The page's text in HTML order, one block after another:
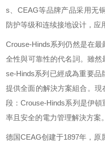
s
CEAG等品牌产品采用无
防护等级和连续接地设计，应
Crouse-Hinds系列仍然是在最
全性與可靠性的代名詞。雖然
se-Hinds系列已經成為重要品
提供全面的解決方案組合。
段：Crouse-Hinds系列是伊頓
率且安全的電力管理解決方案。
德国CEAG创建于1897年，原